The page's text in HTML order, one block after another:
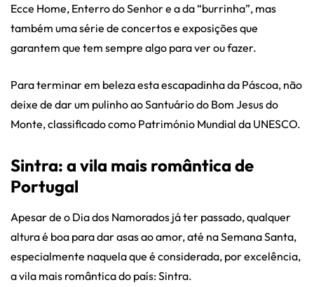
Ecce Home, Enterro do Senhor e a da “burrinha”, mas
também uma série de concertos e exposições que
garantem que tem sempre algo para ver ou fazer.
Para terminar em beleza esta escapadinha da Páscoa, não
deixe de dar um pulinho ao Santuário do Bom Jesus do
Monte, classificado como Património Mundial da UNESCO.
Sintra: a vila mais romântica de
Portugal
Apesar de o Dia dos Namorados já ter passado, qualquer
altura é boa para dar asas ao amor, até na Semana Santa,
especialmente naquela que é considerada, por excelência,
a vila mais romântica do país: Sintra.